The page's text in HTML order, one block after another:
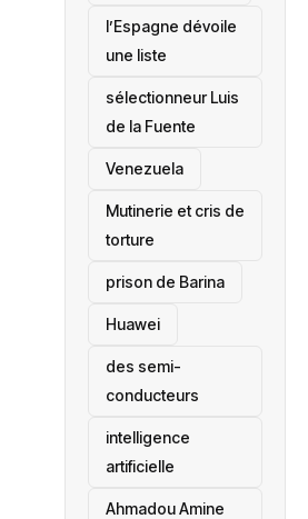
l’Espagne dévoile
une liste
sélectionneur Luis
de la Fuente
‎Venezuela
Mutinerie et cris de
torture
prison de Barina
Huawei
des semi-
conducteurs
intelligence
artificielle
Ahmadou Amine